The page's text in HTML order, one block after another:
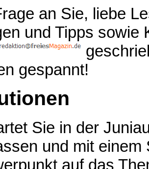
an Sie, liebe
und Tipps sowie
gespannt!
Sie in der
und mit
auf das